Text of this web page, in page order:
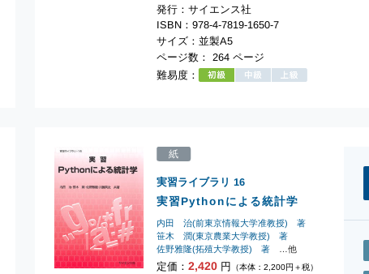
発行：サイエンス社
ISBN：978-4-7819-1650-7
サイズ：並製A5
ページ数： 264 ページ
難易度：
実習Pythonによる統計学
実習ライブラリ 16
内田 治(前東京情報大学准教授) 著
笹木 潤(東京農業大学教授) 著
佐野雅隆(拓殖大学教授) 著 …他
定価：2,420 円 （本体：2,200円＋税）
紙